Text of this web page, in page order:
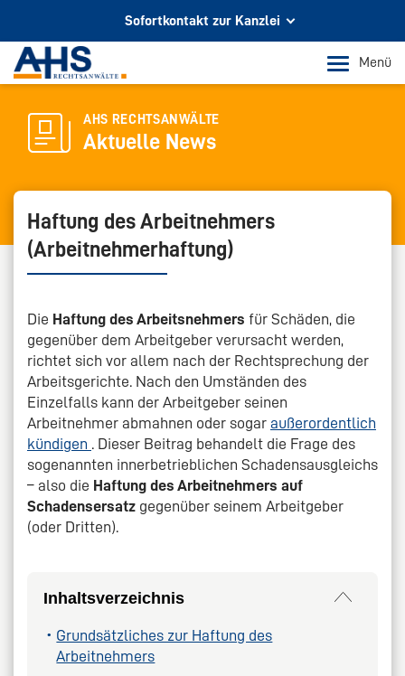
Sofortkontakt zur Kanzlei
Ihr Partner für Rechtsberatung
In Köln und Bonn
Telefon Köln
+49 221 973 096 0
E-Mail-Kontakt
Menü
AHS RECHTSANWÄLTE
Aktuelle News
Haftung des Arbeitnehmers
(Arbeitnehmerhaftung)
Die Haftung des Arbeitsnehmers für Schäden, die
gegenüber dem Arbeitgeber verursacht werden,
richtet sich vor allem nach der Rechtsprechung der
Arbeitsgerichte. Nach den Umständen des
Einzelfalls kann der Arbeitgeber seinen
Arbeitnehmer abmahnen oder sogar außerordentlich
kündigen
. Dieser Beitrag behandelt die Frage des
sogenannten innerbetrieblichen Schadensausgleichs
– also die Haftung des Arbeitnehmers auf
Schadensersatz gegenüber seinem Arbeitgeber
(oder Dritten).
Inhaltsverzeichnis
Grundsätzliches zur Haftung des
Arbeitnehmers